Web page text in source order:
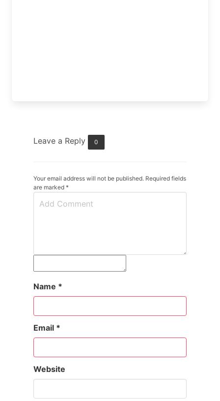
Leave a Reply 0
Your email address will not be published. Required fields
are marked *
Name *
Email *
Website